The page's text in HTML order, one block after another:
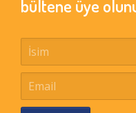
bültene üye